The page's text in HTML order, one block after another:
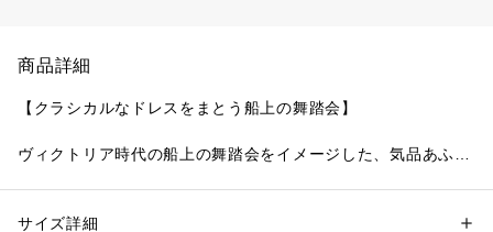
商品詳細
【クラシカルなドレスをまとう船上の舞踏会】
ヴィクトリア時代の船上の舞踏会をイメージした、気品あふれ
んなフリルモチーフを大胆にデザインしました。フリルを飾る
性別：レディース
サイズ詳細